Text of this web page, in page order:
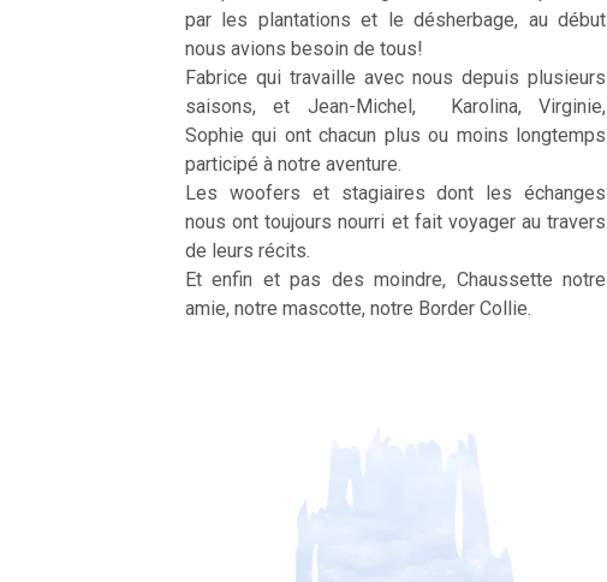
par les plantations et le désherbage, au début
nous avions besoin de tous!
Fabrice qui travaille avec nous depuis plusieurs
saisons, et Jean-Michel, Karolina, Virginie,
Sophie qui ont chacun plus ou moins longtemps
participé à notre aventure.
Les woofers et stagiaires dont les échanges
nous ont toujours nourri et fait voyager au travers
de leurs récits.
Et enfin et pas des moindre, Chaussette notre
amie, notre mascotte, notre Border Collie.